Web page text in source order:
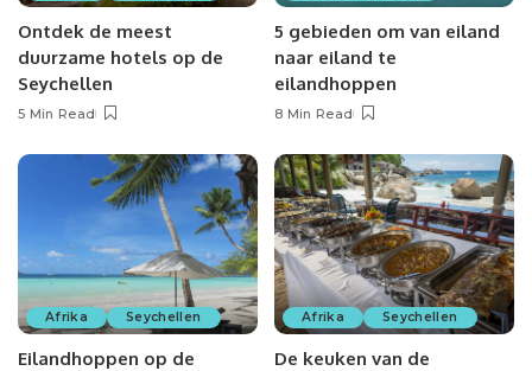
Ontdek de meest
duurzame hotels op de
Seychellen
5 Min Read
5 gebieden om van eiland
naar eiland te
eilandhoppen
8 Min Read
Afrika Seychellen
Eilandhoppen op de
Afrika Seychellen
De keuken van de